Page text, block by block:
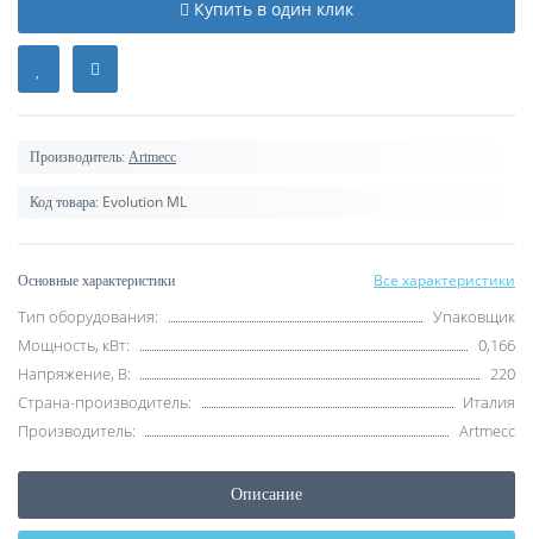
Купить в один клик
Производитель: Artmecc
Код товара: Evolution ML
Основные характеристики Все характеристики
Тип оборудования:
Упаковщик
Мощность, кВт:
0,166
Напряжение, В:
220
Страна-производитель:
Италия
Производитель:
Artmecc
Описание